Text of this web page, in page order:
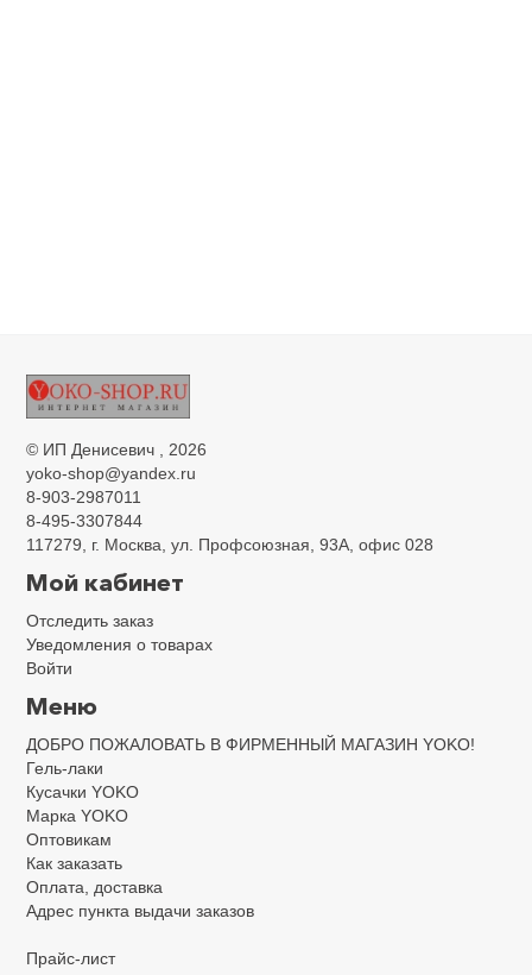
© ИП Денисевич
, 2026
yoko-shop@yandex.ru
8-903-2987011
8-495-3307844
117279, г. Москва, ул. Профсоюзная, 93А, офис 028
Мой кабинет
Отследить заказ
Уведомления о товарах
Войти
Меню
ДОБРО ПОЖАЛОВАТЬ В ФИРМЕННЫЙ МАГАЗИН YOKO!
Гель-лаки
Кусачки YOKO
Марка YOKO
Оптовикам
Как заказать
Оплата, доставка
Адрес пункта выдачи заказов
Прайс-лист